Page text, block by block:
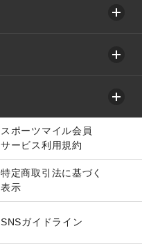
スポーツマイル会員
サービス利用規約
特定商取引法に基づく
表示
SNSガイドライン